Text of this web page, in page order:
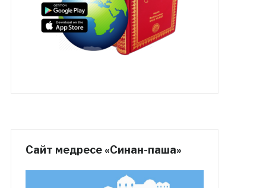
Сайт медресе «Синан-паша»